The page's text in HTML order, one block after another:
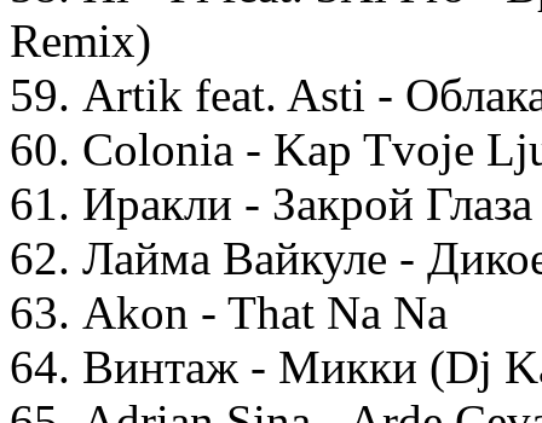
Remix)
59. Artik feat. Asti -
60. Colonia - Kap Tvoje
61. Иракли - Закрой
62. Лайма Вайкуле -
63. Akon - That Na Na
64. Винтаж - Микки (Dj